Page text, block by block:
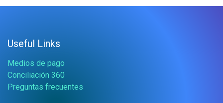
Useful Links
Medios de pago
Conciliación 360
Preguntas frecuentes